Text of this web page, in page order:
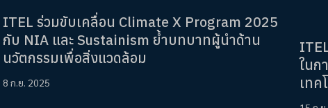
ITEL ร่วมขับเคลื่อน Climate X Program 2025
กับ NIA และ Sustainism ย้ำบทบาทผู้นำด้าน
นวัตกรรมเพื่อสิ่งแวดล้อม
8 ก.ย. 2025
ในก
เทค